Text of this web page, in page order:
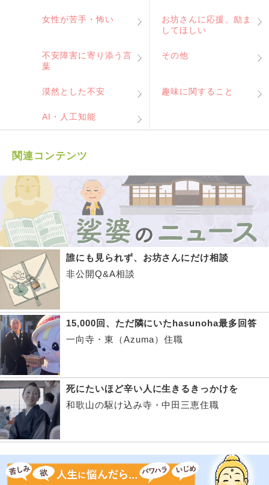
女性が苦手・怖い
お坊さんに応援、励ま
してほしい
不安障害に寄り添う言
葉
その他
漠然とした不安 趣味に関すること
AI・人工知能
関連コンテンツ
誰にも見られず、お坊さんにだけ相談
非公開Q&A相談
15,000回、ただ隣にいたhasunoha最多回答
一向寺・東（Azuma）住職
死にたいほど辛い人に生きるきっかけを
和歌山の駆け込み寺・中田三恵住職